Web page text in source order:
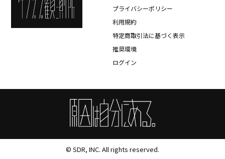
プライバシーポリシー
利用規約
特定商取引法に基づく表示
推奨環境
ログイン
© SDR, INC. All rights reserved.